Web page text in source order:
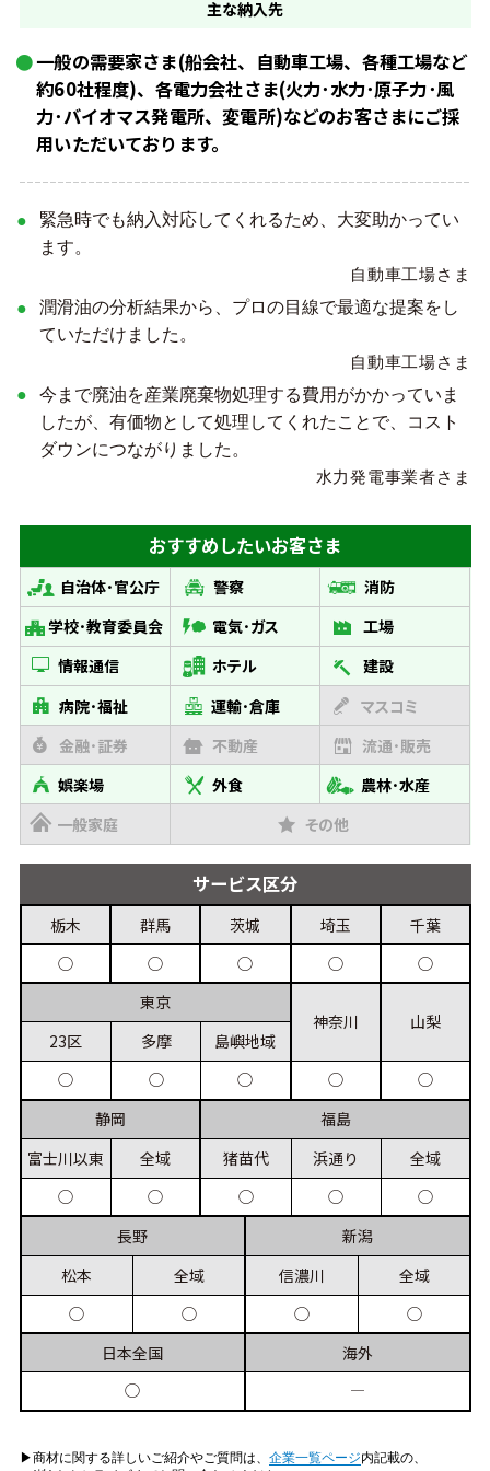
主な納入先
一般の需要家さま(船会社、自動車工場、各種工場など
約60社程度)、各電力会社さま(火力･水力･原子力･風
力･バイオマス発電所、変電所)などのお客さまにご採
用いただいております。
緊急時でも納入対応してくれるため、大変助かってい
ます。
自動車工場さま
潤滑油の分析結果から、プロの目線で最適な提案をし
ていただけました。
自動車工場さま
今まで廃油を産業廃棄物処理する費用がかかっていま
したが、有価物として処理してくれたことで、コスト
ダウンにつながりました。
水力発電事業者さま
おすすめしたいお客さま
自治体･官公庁 警察
消防
学校･教育委員会
電気･ガス
工場
情報通信
ホテル
建設
病院･福祉
運輸･倉庫
マスコミ
金融･証券
不動産
流通･販売
娯楽場
外食
農林･水産
一般家庭
その他
サービス区分
栃木
◯
群馬
◯
茨城
◯
埼玉
◯
千葉
◯
東京
23区
◯
多摩
◯
島嶼地域
◯
神奈川
◯
山梨
◯
静岡
富士川以東
◯
全域
◯
福島
猪苗代
◯
浜通り
◯
全域
◯
長野
松本
◯
全域
◯
新潟
信濃川
◯
全域
◯
日本全国
◯
海外
―
▶︎商材に関する詳しいご紹介やご質問は、 企業一覧ページ内記載の、